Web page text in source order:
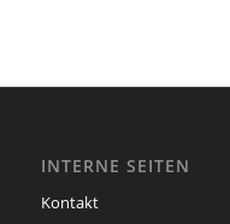
INTERNE SEITEN
Kontakt